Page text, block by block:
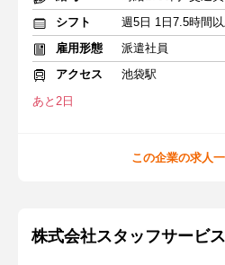
シフト
週5日 1日7.5時間
雇用形態
派遣社員
アクセス
池袋駅
あと2日
この企業の求人
株式会社スタッフサービス